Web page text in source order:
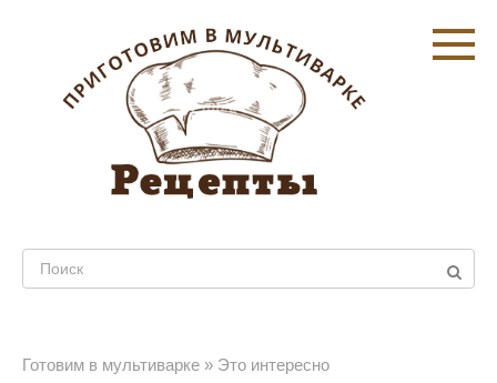
контенту
Поиск:
Готовим в мультиварке » Это интересно